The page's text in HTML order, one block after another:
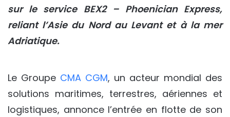
sur le service BEX2 – Phoenician Express,
reliant l’Asie du Nord au Levant et à la mer
Adriatique.
Le Groupe CMA CGM, un acteur mondial des
solutions maritimes, terrestres, aériennes et
logistiques, annonce l’entrée en flotte de son